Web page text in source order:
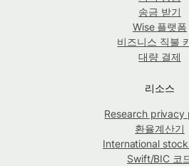
송금 받기
Wise 플랫폼
비즈니스 직불
대량 결제
리소스
Research privacy
환율계산기
International
Swift/BIC 코